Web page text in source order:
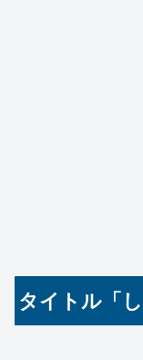
タイトル「